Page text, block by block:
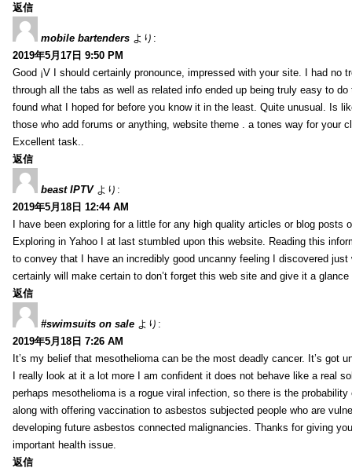
返信
mobile bartenders より:
2019年5月17日 9:50 PM
Good ¡V I should certainly pronounce, impressed with your site. I had no
through all the tabs as well as related info ended up being truly easy to
found what I hoped for before you know it in the least. Quite unusual. Is
those who add forums or anything, website theme . a tones way for your
Excellent task..
返信
beast IPTV より:
2019年5月18日 12:44 AM
I have been exploring for a little for any high quality articles or blog posts
Exploring in Yahoo I at last stumbled upon this website. Reading this
to convey that I have an incredibly good uncanny feeling I discovered
certainly will make certain to don’t forget this web site and give it a
返信
#swimsuits on sale より:
2019年5月18日 7:26 AM
It’s my belief that mesothelioma can be the most deadly cancer. It’s got
I really look at it a lot more I am confident it does not behave like a real
perhaps mesothelioma is a rogue viral infection, so there is the
along with offering vaccination to asbestos subjected people who are
developing future asbestos connected malignancies. Thanks for giving
important health issue.
返信